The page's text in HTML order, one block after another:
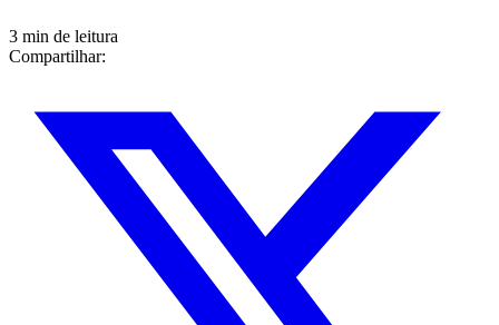
3 min de leitura
Compartilhar: